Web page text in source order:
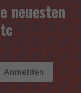
neuesten
Anmelden